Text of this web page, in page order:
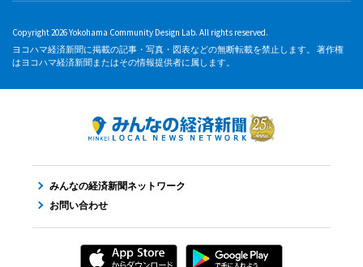
Copyright 2026 Yokohama Community Design Lab. All rights reserved.
ヨコハマ経済新聞に掲載の記事・写真・図表などの無断転載を禁止します。 著作権
はヨコハマ経済新聞またはその情報提供者に属します。
みんなの経済新聞ネットワーク
お問い合わせ